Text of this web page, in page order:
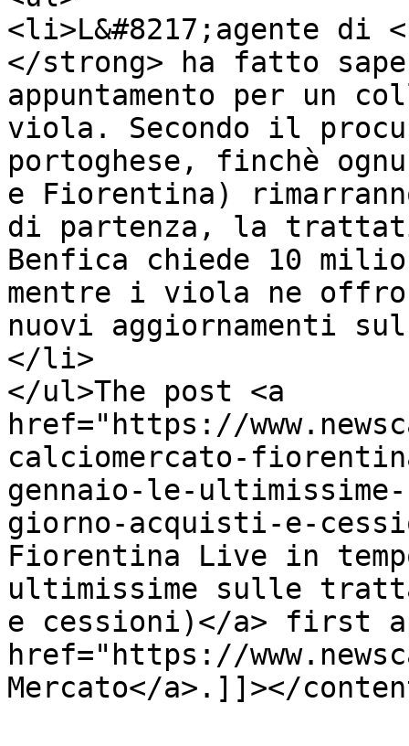
<li>L&#8217;agente di
</strong> ha fatto
appuntamento per un
viola. Secondo il
portoghese, finchè
e Fiorentina)
di partenza, la
Benfica chiede 10
mentre i viola ne
nuovi aggiornamenti
</li>
</ul>The post <a
href="https://
calciomercato-
gennaio-le-
giorno-acquisti-e-
Fiorentina Live in
ultimissime sulle
e cessioni)</a> first
href="https://
Mercato</a>.]]></